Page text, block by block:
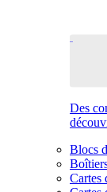
Des
Blocs
Cartes